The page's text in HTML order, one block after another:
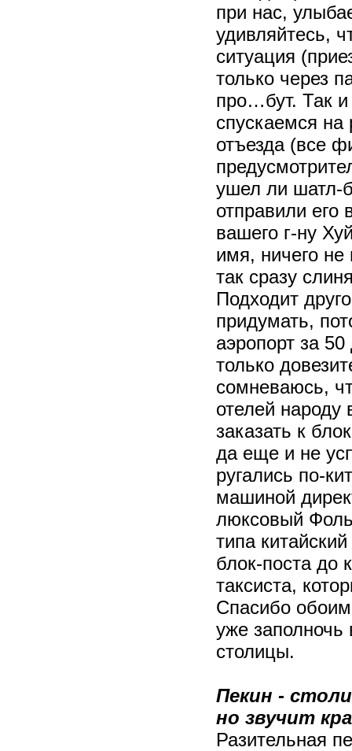
при нас,
удивляйтесь,
ситуация
только через
про…бут. Так
спускаемся на
отъезда (все
ушел ли шатл-
отправили его
вашего г-ну
имя, ничего не
так сразу
Подходит
придумать,
аэропорт за
только
сомневаюсь,
отелей народу
заказать к
да еще и не
ругались по-
машиной
люксовый
типа
блок-поста до
таксиста,
Спасибо
уже заполночь
столицы.
Пекин -
но звучит
Разительная